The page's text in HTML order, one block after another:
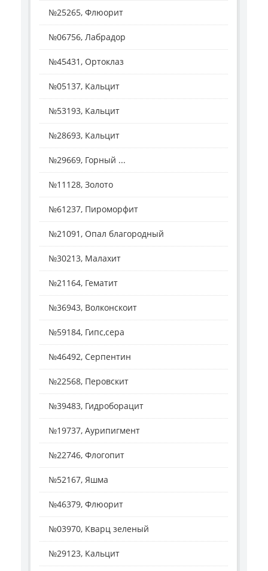
№25265, Флюорит
№06756, Лабрадор
№45431, Ортоклаз
№05137, Кальцит
№53193, Кальцит
№28693, Кальцит
№29669, Горный ...
№11128, Золото
№61237, Пироморфит
№21091, Опал благородный
№30213, Малахит
№21164, Гематит
№36943, Волконскоит
№59184, Гипс,сера
№46492, Серпентин
№22568, Перовскит
№39483, Гидроборацит
№19737, Аурипигмент
№22746, Флогопит
№52167, Яшма
№46379, Флюорит
№03970, Кварц зеленый
№29123, Кальцит